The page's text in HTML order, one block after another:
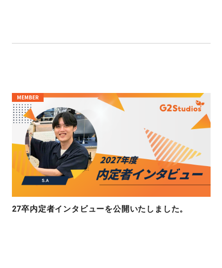
MEMBER
27卒内定者インタビューを公開いたしました。